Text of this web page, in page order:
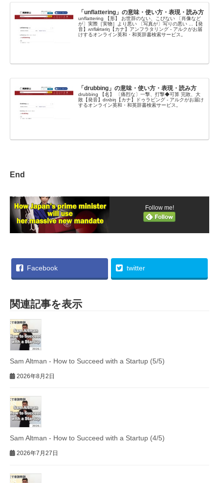
「unflattering」の意味・使い方・表現・読み方
unflattering 【形】 お世辞のない、こびない 〔肖像など
が〕実際［実物］より悪い 〔写真が〕写りの悪い ...【発
音】ʌnflǽtəriŋ【カナ】アンフラタリング - アルクがお届
けするオンライン英和・和英辞書検索サービス。
「drubbing」の意味・使い方・表現・読み方
drubbing 【名】 〔痛烈な〕一撃、打撃◆可算 完敗、大
敗【発音】drʌ́biŋ【カナ】ドゥラビング - アルクがお届け
するオンライン英和・和英辞書検索サービス。
End
Follow me!
Facebook twitter
関連記事を表示
Sam Altman - How to Succeed with a Startup (5/5)
2026年8月2日
Sam Altman - How to Succeed with a Startup (4/5)
2026年7月27日